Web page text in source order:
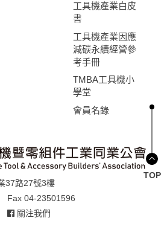
工具機產業白皮
書
工具機產業因應
減碳永續經營參
考手冊
TMBA工具機小
學堂
會員名錄
37路27號3樓
Fax 04-23501596
關注我們
TOP